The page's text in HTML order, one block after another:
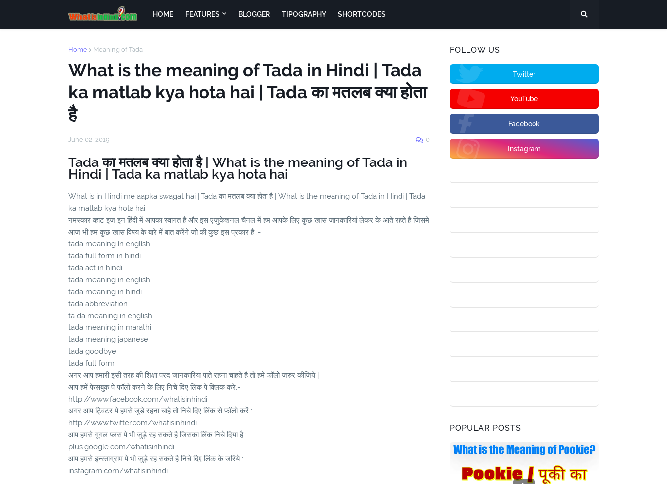
HOME FEATURES BLOGGER TIPOGRAPHY SHORTCODES
Home Meaning of Tada
What is the meaning of Tada in Hindi | Tada
ka matlab kya hota hai | Tada का मतलब क्या होता
है
June 02, 2019 0
Tada का मतलब क्या होता है | What is the meaning of Tada in
Hindi | Tada ka matlab kya hota hai
What is in Hindi me aapka swagat hai | Tada का मतलब क्या होता है | What is the meaning of Tada in Hindi | Tada
ka matlab kya hota hai
नमस्कार व्हाट इज इन हिंदी में आपका स्वागत है और इस एजुकेशनल चैनल में हम आपके लिए कुछ खास जानकारियां लेकर के आते रहते है जिसमे
आज भी हम कुछ खास विषय के बारे में बात करेंगे जो की कुछ इस प्रकार है :-
tada meaning in english
tada full form in hindi
tada act in hindi
tada meaning in english
tada meaning in hindi
tada abbreviation
ta da meaning in english
tada meaning in marathi
tada meaning japanese
tada goodbye
tada full form
अगर आप हमारी इसी तरह की शिक्षा परद जानकारियां पाते रहना चाहते है तो हमे फॉलो जरुर कीजिये |
आप हमें फेसबुक पे फॉलो करने के लिए निचे दिए लिंक पे क्लिक करे:-
http://www.facebook.com/whatisinhindi
अगर आप ट्विटर पे हमसे जुड़े रहना चाहे तो निचे दिए लिंक से फॉलो करें :-
http://www.twitter.com/whatisinhindi
आप हमसे गूगल प्लस पे भी जुड़े रह सकते है जिसका लिंक निचे दिया है :-
plus.google.com/whatisinhindi
आप हमसे इन्स्ताग्राम पे भी जुड़े रह सकते है निचे दिए लिंक के जरिये :-
instagram.com/whatisinhindi
FOLLOW US
Twitter
YouTube
Facebook
Instagram
POPULAR POSTS